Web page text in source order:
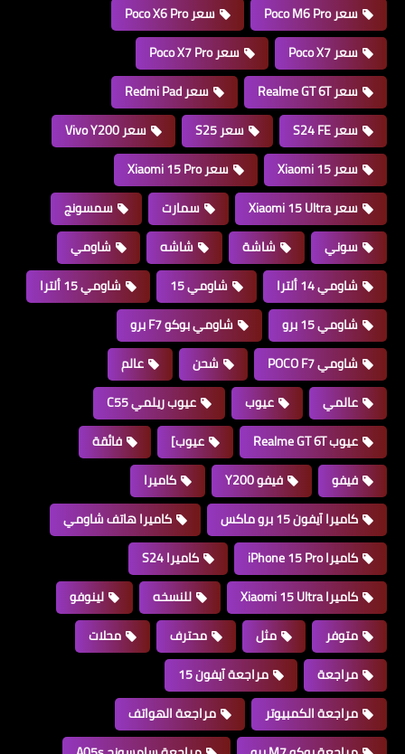
سعر Poco M6 Pro
سعر Poco X6 Pro
سعر Poco X7
سعر Poco X7 Pro
سعر Realme GT 6T
سعر Redmi Pad
سعر S24 FE
سعر S25
سعر Vivo Y200
سعر Xiaomi 15
سعر Xiaomi 15 Pro
سعر Xiaomi 15 Ultra
سمارت
سمسونج
سوني
شاشة شاشه
شاومي
شاومي 14 ألترا
شاومي 15
شاومي 15 ألترا
شاومي 15 برو
شاومي بوكو F7 برو
شاومي POCO F7
شحن
عالم
عالمي
عيوب
عيوب ريلمي C55
عيوب Realme GT 6T
عيوب]
فائقة
فيفو
فيفو Y200
كاميرا
كاميرا آيفون 15 برو ماكس
كاميرا هاتف شاومي
كاميرا iPhone 15 Pro
كاميرا S24
كاميرا Xiaomi 15 Ultra
للنسخه
لينوفو
متوفر
مثل محترف
محلات
مراجعة
مراجعة آيفون 15
مراجعة الكمبيوتر
مراجعة الهواتف